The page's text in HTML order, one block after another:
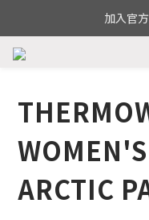
加入官
ARCTIC